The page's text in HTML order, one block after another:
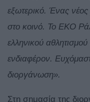
εξωτερικό. Ένας
στο κοινό. Το EKO
ελληνικού
ενδιαφέρον.
διοργάνωση».
Στη σημασία της